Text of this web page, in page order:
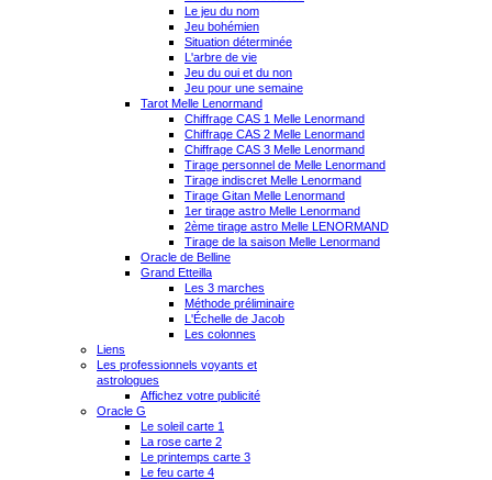
Le jeu du nom
Jeu bohémien
Situation déterminée
L'arbre de vie
Jeu du oui et du non
Jeu pour une semaine
Tarot Melle Lenormand
Chiffrage CAS 1 Melle Lenormand
Chiffrage CAS 2 Melle Lenormand
Chiffrage CAS 3 Melle Lenormand
Tirage personnel de Melle Lenormand
Tirage indiscret Melle Lenormand
Tirage Gitan Melle Lenormand
1er tirage astro Melle Lenormand
2ème tirage astro Melle LENORMAND
Tirage de la saison Melle Lenormand
Oracle de Belline
Grand Etteilla
Les 3 marches
Méthode préliminaire
L'Échelle de Jacob
Les colonnes
Liens
Les professionnels voyants et
astrologues
Affichez votre publicité
Oracle G
Le soleil carte 1
La rose carte 2
Le printemps carte 3
Le feu carte 4